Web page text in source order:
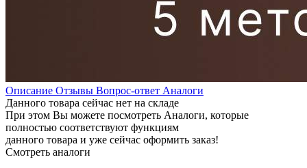
Описание Отзывы Вопрос-ответ Аналоги
Данного товара сейчас нет на складе
При этом Вы можете посмотреть Аналоги, которые
полностью соответствуют функциям
данного товара и уже сейчас оформить заказ!
Смотреть аналоги